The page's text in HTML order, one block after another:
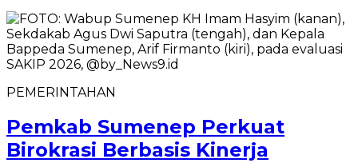
PEMERINTAHAN
Pemkab Sumenep Perkuat
Birokrasi Berbasis Kinerja